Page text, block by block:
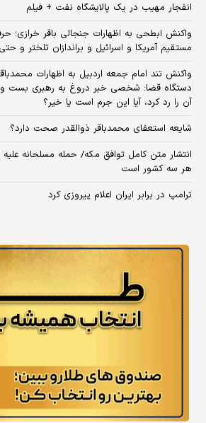
انفجار مهیب در یک پالایشگاه نفت + فیلم
واکنش ابطحی به اظهارات جنجالی باقر خرازی؛
مستقیم آمریکا و اسرائیل و براندازان تلختر و
واکنش تند امام جمعه اردبیل به اظهارات
دستگاه قضا: شخصی خبر دروغ به رهبری بست و
آن را رد کرد، آیا این جرم است یا خیر؟
شایعه استعفای محمدباقر ذوالقدر صحت دارد؟
انتشار متن کامل توافق مکه/ حمله مسلحانه علیه
هر سه کشور است
ترامپ در برابر ایران اعلام پیروزی کرد